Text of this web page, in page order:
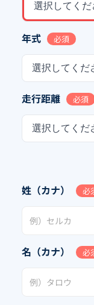
選択してくだ
年式 必須
選択してくだ
走行距離 必須
選択してくだ
姓（カナ） 必
名（カナ） 必